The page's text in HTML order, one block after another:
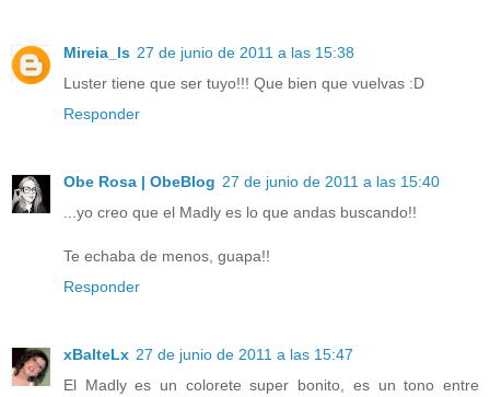
Mireia_ls 27 de junio de 2011 a las 15:38
Luster tiene que ser tuyo!!! Que bien que vuelvas :D
Responder
Obe Rosa | ObeBlog 27 de junio de 2011 a las 15:40
...yo creo que el Madly es lo que andas buscando!!
Te echaba de menos, guapa!!
Responder
xBalteLx 27 de junio de 2011 a las 15:47
El Madly es un colorete super bonito, es un tono entre